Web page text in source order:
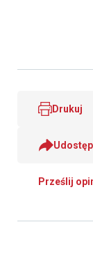
Drukuj
Prześlij